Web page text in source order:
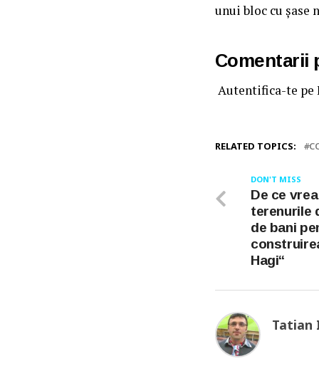
unui bloc cu șase
Comentarii
Autentifica-te pe
RELATED TOPICS:
DON'T MISS
De ce
terenurile
de bani
Hagi“
Tatian